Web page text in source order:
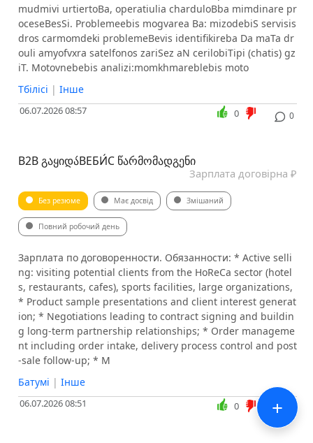
mudmivi urtiertoBa, operatiulia charduloBba mimdinare pr
oceseBesSi. Problemeebis mogvarea Ba: mizodebiS servisis
dros carmomdeki problemeBevis identifikireba Da maTa dr
ouli amyofvxra satelfonos zariSez aN cerilobiTipi (chatis) gz
iT. Motovnebebis analizi:momkhmareblebis moto
Тбілісі | Інше
06.07.2026 08:57 0
0
B2B ᲒᲐᲧᲘᲓᲐ́ВЕБИ́С ᲬᲐᲠᲛᲝᲛᲐᲓᲒᲔᲜᲘ
Зарплата договірна ₽
Без резюме Має досвід Змішаний
Повний робочий день
Зарплата по договоренности. Обязанности: * Active selli
ng: visiting potential clients from the HoReCa sector (hotel
s, restaurants, cafes), sports facilities, large organizations,
* Product sample presentations and client interest generat
ion; * Negotiations leading to contract signing and buildin
g long-term partnership relationships; * Order manageme
nt including order intake, delivery process control and post
-sale follow-up; * M
Батумі | Інше
06.07.2026 08:51 0 +